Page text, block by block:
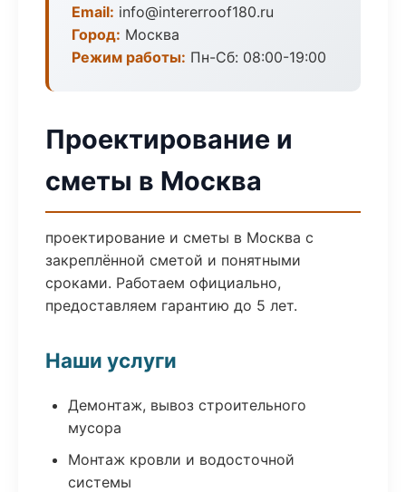
Email: info@intererroof180.ru
Город: Москва
Режим работы: Пн-Сб: 08:00-19:00
Проектирование и
сметы в Москва
проектирование и сметы в Москва с
закреплённой сметой и понятными
сроками. Работаем официально,
предоставляем гарантию до 5 лет.
Наши услуги
Демонтаж, вывоз строительного
мусора
Монтаж кровли и водосточной
системы